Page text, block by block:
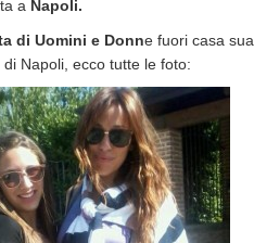
a Napoli.
di Uomini e Donne fuori casa
Napoli, ecco tutte le foto: